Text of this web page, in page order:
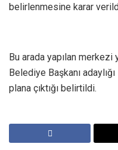
belirlenmesine karar
Bu arada yapılan merkezi
Belediye Başkanı
plana çıktığı belirtildi.